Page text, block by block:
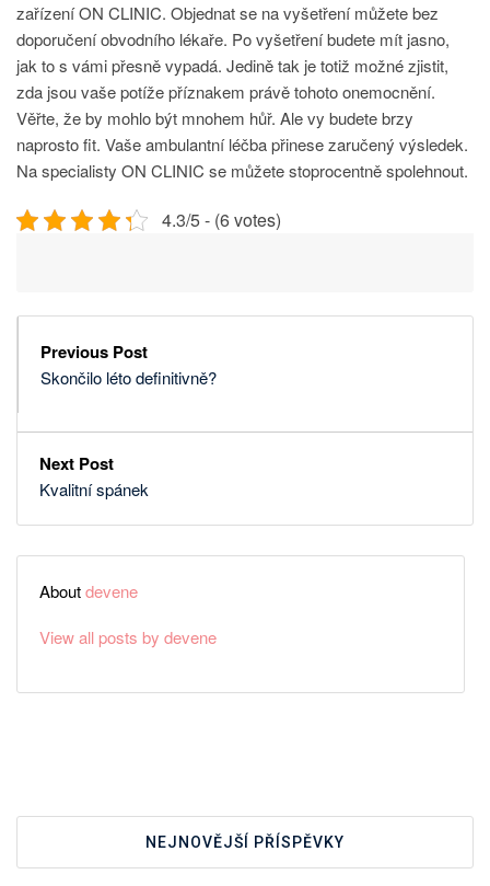
zařízení ON CLINIC. Objednat se na vyšetření můžete bez
doporučení obvodního lékaře. Po vyšetření budete mít jasno,
jak to s vámi přesně vypadá. Jedině tak je totiž možné zjistit,
zda jsou vaše potíže příznakem právě tohoto onemocnění.
Věřte, že by mohlo být mnohem hůř. Ale vy budete brzy
naprosto fit. Vaše ambulantní léčba přinese zaručený výsledek.
Na specialisty ON CLINIC se můžete stoprocentně spolehnout.
4.3/5 - (6 votes)
Previous Post
Skončilo léto definitivně?
Next Post
Kvalitní spánek
Aboutdevene
View all posts by devene
NEJNOVĚJŠÍ PŘÍSPĚVKY